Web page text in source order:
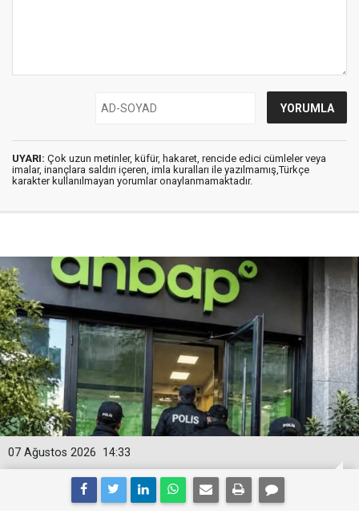
UYARI: Çok uzun metinler, küfür, hakaret, rencide edici cümleler veya
imalar, inançlara saldırı içeren, imla kuralları ile yazılmamış,Türkçe
karakter kullanılmayan yorumlar onaylanmamaktadır.
14:33
07 Ağustos 2026